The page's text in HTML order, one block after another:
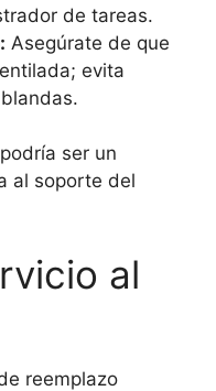
de tareas.
Asegúrate de que
evita
ser un
al soporte del
al
reemplazo